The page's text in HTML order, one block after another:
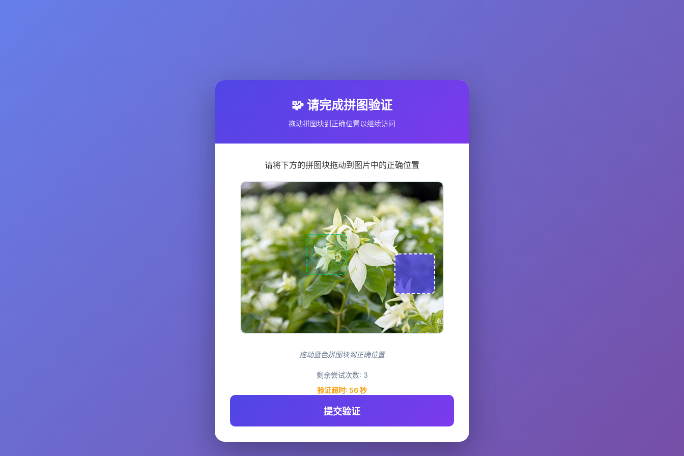
🧩 请完成拼图验证
拖动拼图块到正确位置以继续访问
请将下方的拼图块拖动到图片中的正确位置
拖动蓝色拼图块到正确位置
剩余尝试次数: 3
验证超时: 55秒
提交验证